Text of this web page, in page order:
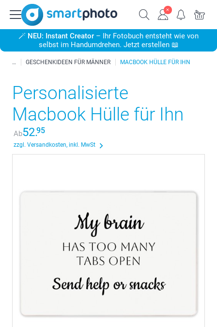
🪄 NEU: Instant Creator – Ihr Fotobuch entsteht wie von
selbst im Handumdrehen. Jetzt erstellen 📖
GESCHENKIDEEN FÜR MÄNNER MACBOOK HÜLLE FÜR IHN
Personalisierte
Macbook Hülle für Ihn
Ab52.95
zzgl. Versandkosten, inkl. MwSt